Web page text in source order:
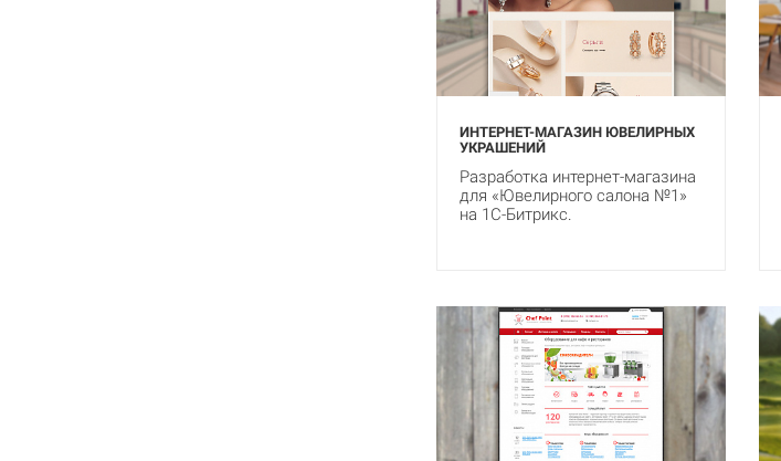
ИНТЕРНЕТ-МАГАЗИН ЮВЕЛИРНЫХ
УКРАШЕНИЙ
Разработка интернет-магазина
для «Ювелирного салона №1»
на 1С-Битрикс.